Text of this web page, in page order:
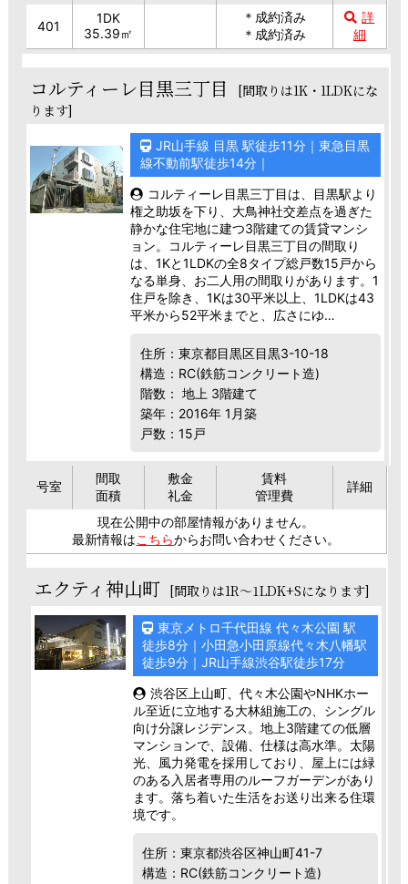
401
1DK
35.39㎡
＊成約済み
＊成約済み
詳
細
コルティーレ目黒三丁目
[間取りは1K・1LDKにな
ります]
JR山手線 目黒 駅徒歩11分｜東急目黒
線不動前駅徒歩14分｜
コルティーレ目黒三丁目は、目黒駅より
権之助坂を下り、大鳥神社交差点を過ぎた
静かな住宅地に建つ3階建ての賃貸マンシ
ョン。コルティーレ目黒三丁目の間取り
は、1Kと1LDKの全8タイプ総戸数15戸から
なる単身、お二人用の間取りがあります。1
住戸を除き、1Kは30平米以上、1LDKは43
平米から52平米までと、広さにゆ…
住所：東京都目黒区目黒3-10-18
構造：RC(鉄筋コンクリート造)
階数： 地上 3階建て
築年：2016年 1月築
戸数：15戸
号室
間取
面積
敷金
礼金
賃料
管理費
詳細
現在公開中の部屋情報がありません。
最新情報はこちらからお問い合わせください。
エクティ神山町 [間取りは1R～1LDK+Sになります]
東京メトロ千代田線 代々木公園 駅
徒歩8分｜小田急小田原線代々木八幡駅
徒歩9分｜JR山手線渋谷駅徒歩17分
渋谷区上山町、代々木公園やNHKホー
ル至近に立地する大林組施工の、シングル
向け分譲レジデンス。地上3階建ての低層
マンションで、設備、仕様は高水準。太陽
光、風力発電を採用しており、屋上には緑
のある入居者専用のルーフガーデンがあり
ます。落ち着いた生活をお送り出来る住環
境です。
住所：東京都渋谷区神山町41-7
構造：RC(鉄筋コンクリート造)